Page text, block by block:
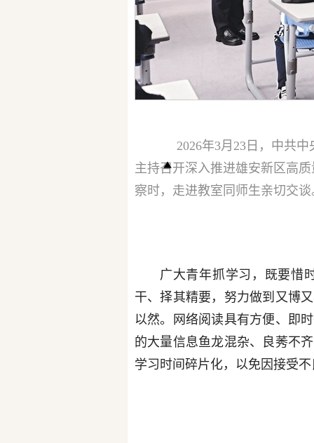
2026年3月23日，中共
主持召开深入推进雄安新区高
察时，走进教室同师生亲切交
广大青年抓学习，既要惜
干、择其精要，努力做到又博
以然。网络阅读具有方便、即
的大量信息鱼龙混杂、良莠不
学习时间碎片化，以免因接受